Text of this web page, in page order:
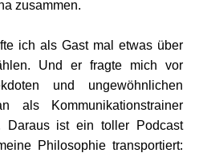
zusammen.
ich als Gast mal etwas über
Und er fragte mich vor
und ungewöhnlichen
als Kommunikationstrainer
Daraus ist ein toller Podcast
Philosophie transportiert: